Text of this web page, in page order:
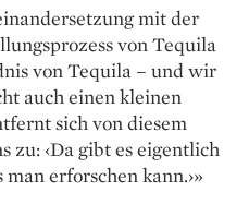
mit der
von Tequila
von Tequila – und wir
auch einen kleinen
sich von diesem
zu: ‹Da gibt es eigentlich
erforschen kann.›»